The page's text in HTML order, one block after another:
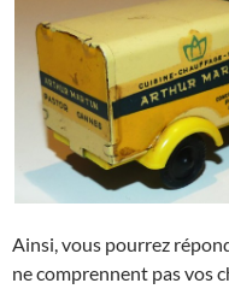
Ainsi, vous pourrez
ne comprennent pas vos